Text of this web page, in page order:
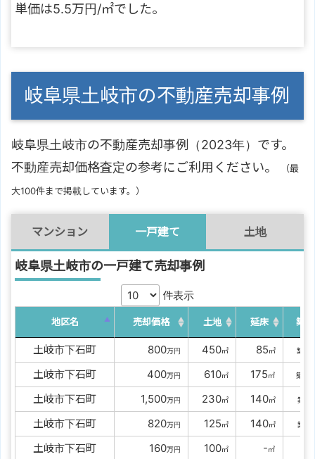
単価は5.5万円/㎡でした。
岐阜県土岐市の不動産売却事例
岐阜県土岐市の不動産売却事例（2023年）です。
不動産売却価格査定の参考にご利用ください。
（最
大100件まで掲載しています。）
マンション 一戸建て 土地
岐阜県土岐市の一戸建て売却事例
件表示
地区名 売却価格 土地 延床 築
土岐市下石町 800万円 450㎡ 85㎡ 築
土岐市下石町
400万円 610㎡ 175㎡ 築
土岐市下石町
1,500万円 230㎡ 140㎡ 築
土岐市下石町
820万円 125㎡ 140㎡ 築
土岐市下石町
160万円 100㎡ -㎡